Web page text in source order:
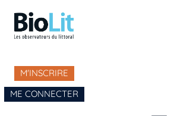
M'INSCRIRE
ME CONNECTER